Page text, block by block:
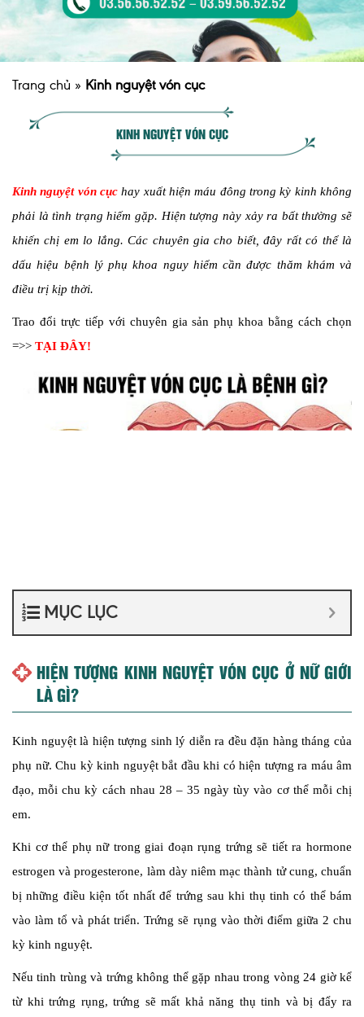
Trang chủ » Kinh nguyệt vón cục
KINH NGUYỆT VÓN CỤC
Kinh nguyệt vón cục hay xuất hiện máu đông trong kỳ kinh không
phải là tình trạng hiếm gặp. Hiện tượng này xảy ra bất thường sẽ
khiến chị em lo lắng. Các chuyên gia cho biết, đây rất có thể là
dấu hiệu bệnh lý phụ khoa nguy hiểm cần được thăm khám và
điều trị kịp thời.
Trao đổi trực tiếp với chuyên gia sản phụ khoa bằng cách chọn
=>> TẠI ĐÂY!
MỤC LỤC
HIỆN TƯỢNG KINH NGUYỆT VÓN CỤC Ở NỮ GIỚI
LÀ GÌ?
Kinh nguyệt là hiện tượng sinh lý diễn ra đều đặn hàng tháng của
phụ nữ. Chu kỳ kinh nguyệt bắt đầu khi có hiện tượng ra máu âm
đạo, mỗi chu kỳ cách nhau 28 – 35 ngày tùy vào cơ thể mỗi chị
em.
Khi cơ thể phụ nữ trong giai đoạn rụng trứng sẽ tiết ra hormone
estrogen và progesterone, làm dày niêm mạc thành tử cung, chuẩn
bị những điều kiện tốt nhất để trứng sau khi thụ tinh có thể bám
vào làm tổ và phát triển. Trứng sẽ rụng vào thời điểm giữa 2 chu
kỳ kinh nguyệt.
Nếu tinh trùng và trứng không thể gặp nhau trong vòng 24 giờ kể
từ khi trứng rụng, trứng sẽ mất khả năng thụ tinh và bị đẩy ra